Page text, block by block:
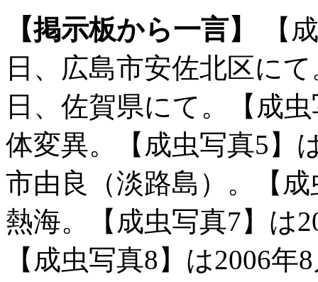
【掲示板から一言】
【
日、広島市安佐北区に
日、佐賀県にて。【成
体変異。【成虫写真5】
市由良（淡路島）。【
熱海。【成虫写真7】は
【成虫写真8】は2006